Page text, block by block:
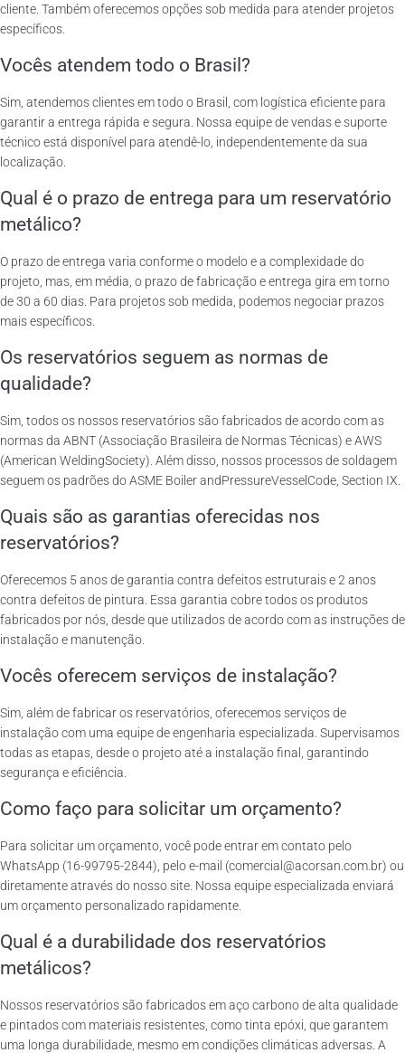
cliente. Também oferecemos opções sob medida para atender projetos
específicos.
Vocês atendem todo o Brasil?
Sim, atendemos clientes em todo o Brasil, com logística eficiente para
garantir a entrega rápida e segura. Nossa equipe de vendas e suporte
técnico está disponível para atendê-lo, independentemente da sua
localização.
Qual é o prazo de entrega para um reservatório
metálico?
O prazo de entrega varia conforme o modelo e a complexidade do
projeto, mas, em média, o prazo de fabricação e entrega gira em torno
de 30 a 60 dias. Para projetos sob medida, podemos negociar prazos
mais específicos.
Os reservatórios seguem as normas de
qualidade?
Sim, todos os nossos reservatórios são fabricados de acordo com as
normas da ABNT (Associação Brasileira de Normas Técnicas) e AWS
(American WeldingSociety). Além disso, nossos processos de soldagem
seguem os padrões do ASME Boiler andPressureVesselCode, Section IX.
Quais são as garantias oferecidas nos
reservatórios?
Oferecemos 5 anos de garantia contra defeitos estruturais e 2 anos
contra defeitos de pintura. Essa garantia cobre todos os produtos
fabricados por nós, desde que utilizados de acordo com as instruções de
instalação e manutenção.
Vocês oferecem serviços de instalação?
Sim, além de fabricar os reservatórios, oferecemos serviços de
instalação com uma equipe de engenharia especializada. Supervisamos
todas as etapas, desde o projeto até a instalação final, garantindo
segurança e eficiência.
Como faço para solicitar um orçamento?
Para solicitar um orçamento, você pode entrar em contato pelo
WhatsApp (16-99795-2844), pelo e-mail (comercial@acorsan.com.br) ou
diretamente através do nosso site. Nossa equipe especializada enviará
um orçamento personalizado rapidamente.
Qual é a durabilidade dos reservatórios
metálicos?
Nossos reservatórios são fabricados em aço carbono de alta qualidade
e pintados com materiais resistentes, como tinta epóxi, que garantem
uma longa durabilidade, mesmo em condições climáticas adversas. A